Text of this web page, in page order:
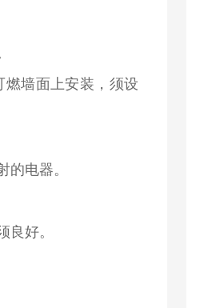
墙面上安装，须设
电器。
好。